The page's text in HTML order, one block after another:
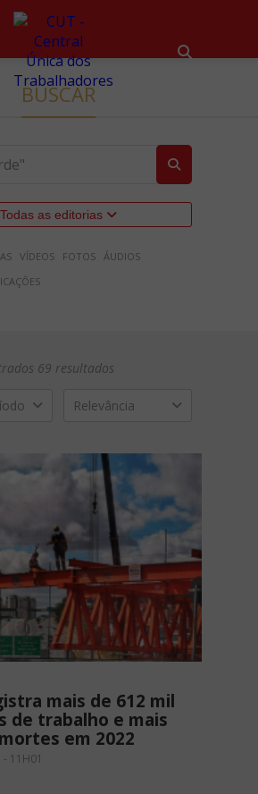
BUSCAR
Todas as editorias
VÍDEOS FOTOS ÁUDIOS
69 resultados
Relevância
mais de 612 mil
de trabalho e mais
em 2022
- 11H01